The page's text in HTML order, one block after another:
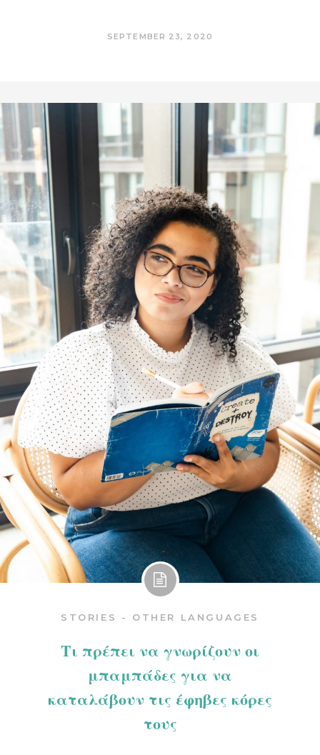
SEPTEMBER 23, 2020
STORIES - OTHER LANGUAGES
Τι πρέπει να γνωρίζουν οι
μπαμπάδες για να
καταλάβουν τις έφηβες κόρες
τους